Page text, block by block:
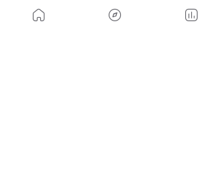
SIGA-NOS